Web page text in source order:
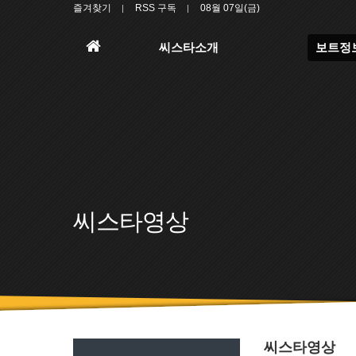
즐겨찾기 RSS 구독 08월 07일(금)
홈
씨스타소개 보트정
씨스타영상
씨스타영상